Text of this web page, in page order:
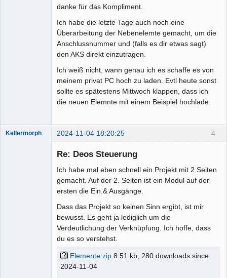
danke für das Kompliment.
Ich habe die letzte Tage auch noch eine
Überarbeitung der Nebenelemte gemacht, um die
Anschlussnummer und (falls es dir etwas sagt)
den AKS direkt einzutragen.
Ich weiß nicht, wann genau ich es schaffe es von
meinem privat PC hoch zu laden. Evtl heute sonst
sollte es spätestens Mittwoch klappen, dass ich
die neuen Elemnte mit einem Beispiel hochlade.
4
Kellermorph 2024-11-04 18:20:25
Re: Deos Steuerung
Ich habe mal eben schnell ein Projekt mit 2 Seiten
gemacht. Auf der 2. Seiten ist ein Modul auf der
ersten die Ein.& Ausgänge.
Dass das Projekt so keinen Sinn ergibt, ist mir
bewusst. Es geht ja lediglich um die
Verdeutlichung der Verknüpfung. Ich hoffe, dass
du es so verstehst.
Elemente.zip 8.51 kb, 280 downloads since
2024-11-04